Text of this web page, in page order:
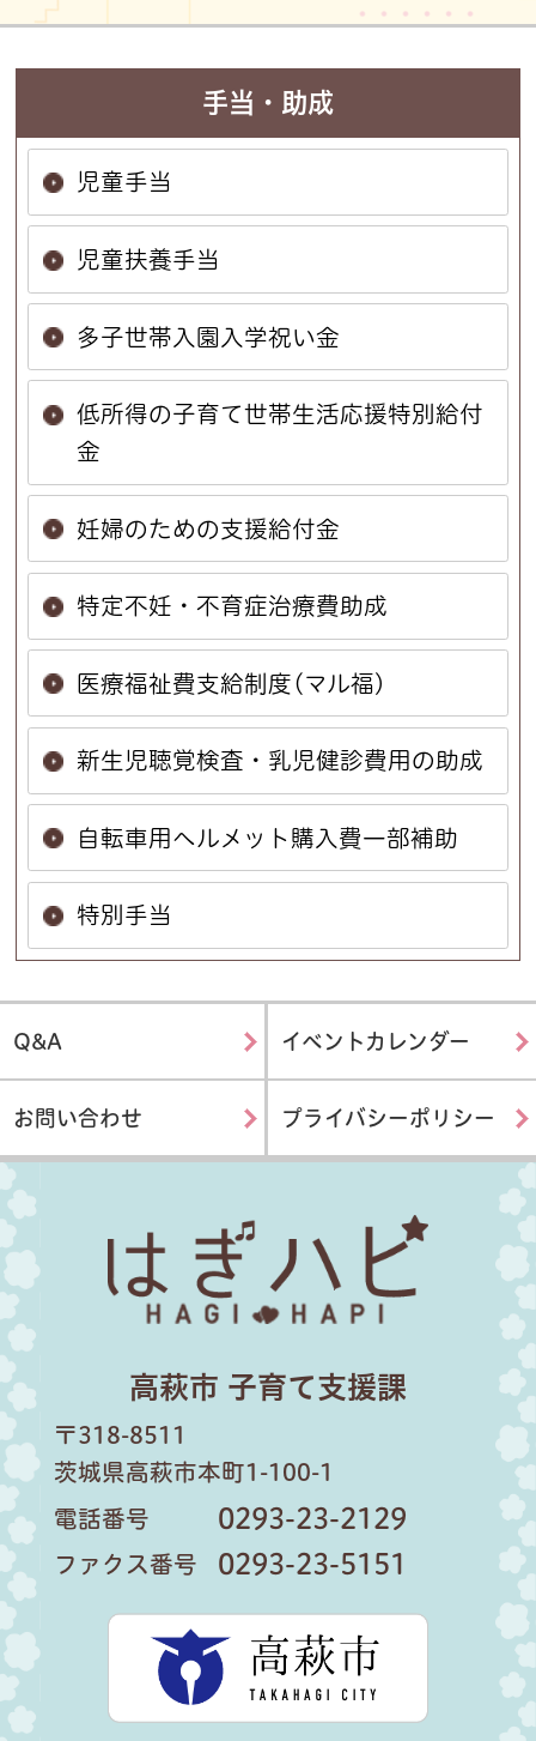
手当・助成
児童手当
児童扶養手当
多子世帯入園入学祝い金
低所得の子育て世帯生活応援特別給付
金
妊婦のための支援給付金
特定不妊・不育症治療費助成
医療福祉費支給制度(マル福)
新生児聴覚検査・乳児健診費用の助成
自転車用ヘルメット購入費一部補助
特別手当
Q&A イベントカレンダー
お問い合わせ プライバシーポリシー
はぎハピ
高萩市 子育て支援課
〒318-8511
茨城県高萩市本町1-100-1
電話番号 0293-23-2129
ファクス番号 0293-23-5151
高萩市